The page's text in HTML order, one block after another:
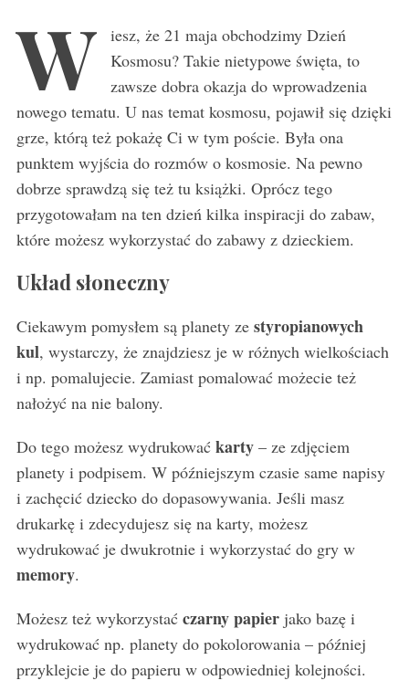
W
iesz, że 21 maja obchodzimy Dzień
Kosmosu? Takie nietypowe święta, to
zawsze dobra okazja do wprowadzenia
nowego tematu. U nas temat kosmosu, pojawił się dzięki
grze, którą też pokażę Ci w tym poście. Była ona
punktem wyjścia do rozmów o kosmosie. Na pewno
dobrze sprawdzą się też tu książki. Oprócz tego
przygotowałam na ten dzień kilka inspiracji do zabaw,
które możesz wykorzystać do zabawy z dzieckiem.
Układ słoneczny
Ciekawym pomysłem są planety zestyropianowych
kul, wystarczy, że znajdziesz je w różnych wielkościach
i np. pomalujecie. Zamiast pomalować możecie też
nałożyć na nie balony.
Do tego możesz wydrukować karty– ze zdjęciem
planety i podpisem. W późniejszym czasie same napisy
i zachęcić dziecko do dopasowywania. Jeśli masz
drukarkę i zdecydujesz się na karty, możesz
wydrukować je dwukrotnie i wykorzystać do gry w
memory.
Możesz też wykorzystaćczarny papierjako bazę i
wydrukować np. planety do pokolorowania – później
przyklejcie je do papieru w odpowiedniej kolejności.